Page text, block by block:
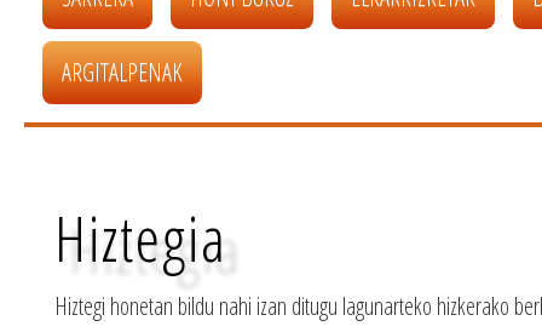
ARGITALPENAK
Hiztegia
Hiztegi honetan bildu nahi izan ditugu lagunarteko hizkerako